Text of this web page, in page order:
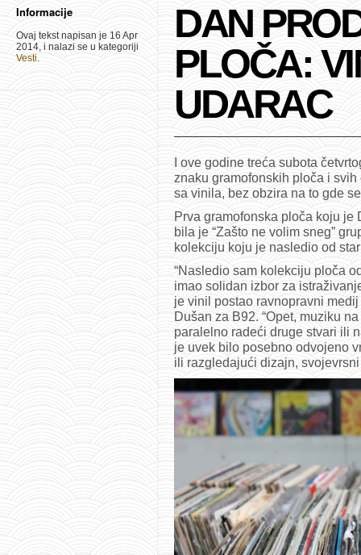
Informacije
Ovaj tekst napisan je 16 Apr
2014, i nalazi se u kategoriji
Vesti.
DAN
PLOČA:
UDARAC
I ove godine treća subota
znaku gramofonskih ploča i
sa vinila, bez obzira na to gde
Prva gramofonska ploča koju je
bila je “Zašto ne volim sneg”
kolekciju koju je nasledio od
“Nasledio sam kolekciju ploča
imao solidan izbor za
je vinil postao ravnopravni
Dušan za B92. “Opet, muziku
paralelno radeći druge stvari ili
je uvek bilo posebno odvojeno
ili razgledajući dizajn, svojevrsni